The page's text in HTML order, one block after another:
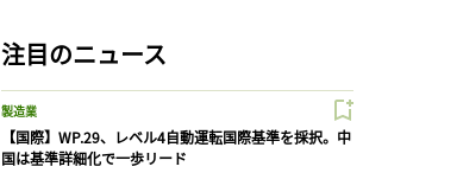
注目のニュース
製造業
【国際】WP.29、レベル4自動運転国際基準を採択。中
国は基準詳細化で一歩リード